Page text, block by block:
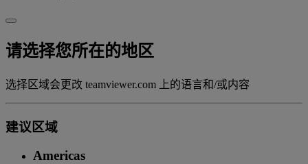
请选择您所在的地区
选择区域会更改 teamviewer.com 上的语言和/或内容
建议区域
Americas